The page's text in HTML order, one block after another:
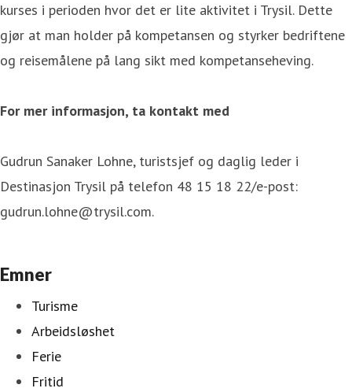
kurses i perioden hvor det er lite aktivitet i Trysil. Dette
gjør at man holder på kompetansen og styrker bedriftene
og reisemålene på lang sikt med kompetanseheving.
For mer informasjon, ta kontakt med
Gudrun Sanaker Lohne, turistsjef og daglig leder i
Destinasjon Trysil på telefon 48 15 18 22/e-post:
gudrun.lohne@trysil.com.
Emner
Turisme
Arbeidsløshet
Ferie
Fritid